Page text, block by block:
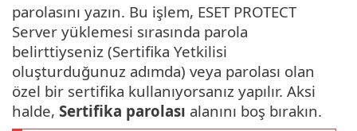
parolasını yazın. Bu işlem, ESET PROTECT
Server yüklemesi sırasında parola
belirttiyseniz (Sertifika Yetkilisi
oluşturduğunuz adımda) veya parolası olan
özel bir sertifika kullanıyorsanız yapılır. Aksi
halde, Sertifika parolası alanını boş bırakın.